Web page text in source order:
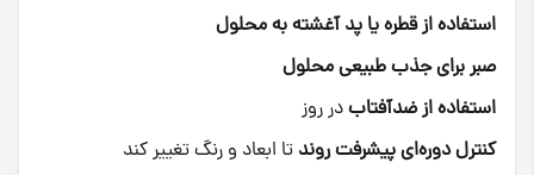
استفاده از قطره یا پد آغشته به محلول
صبر برای جذب طبیعی محلول
استفاده از ضدآفتاب‌در روز
کنترل دوره‌ای پیشرفت روند تا ابعاد و رنگ تغییر کند